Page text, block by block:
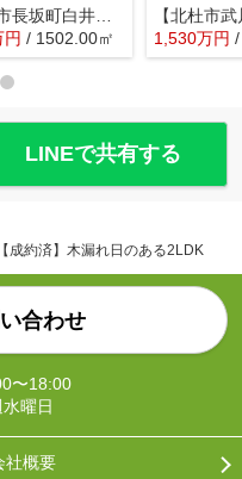
【北杜市長坂町白井沢】道路付が良い平坦な土地
円 / 1502.00㎡ 1,530万円
LINEで共有する
【成約済】木漏れ日のある2LDK
合わせ
〜18:00
曜日
社概要